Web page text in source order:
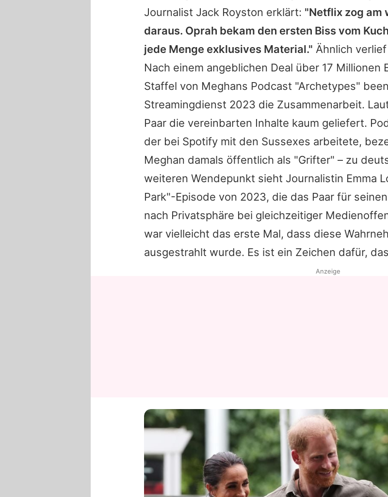
Journalist Jack Royston erklärt: "Netflix zog am
daraus. Oprah bekam den ersten Biss vom
jede Menge exklusives Material." Ähnlich
Nach einem angeblichen Deal über 17 Millionen
Staffel von Meghans Podcast "Archetypes"
Streamingdienst 2023 die Zusammenarbeit.
Paar die vereinbarten Inhalte kaum geliefert.
der bei Spotify mit den Sussexes arbeitete,
Meghan damals öffentlich als "Grifter" – zu
weiteren Wendepunkt sieht Journalistin Emma
Park"-Episode von 2023, die das Paar für
nach Privatsphäre bei gleichzeitiger
war vielleicht das erste Mal, dass diese
ausgestrahlt wurde. Es ist ein Zeichen dafür,
Anzeige